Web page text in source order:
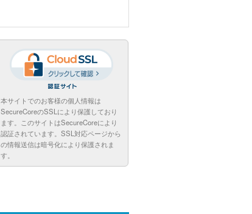
本サイトでのお客様の個人情報は
SecureCoreのSSLにより保護しており
ます。このサイトはSecureCoreにより
認証されています。SSL対応ページから
の情報送信は暗号化により保護されま
す。